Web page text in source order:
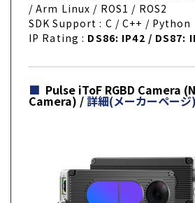
/ Arm Linux / ROS1 / ROS2
SDK Support : C / C++ / Python
IP Rating : DS86: IP42 / DS87:
Pulse iToF RGBD Camera
Camera) /詳細(メーカーページ)